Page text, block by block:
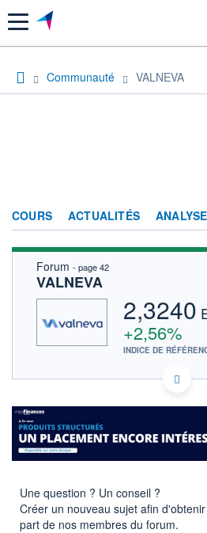
Menu
Communauté VALNEVA
COURS ACTUALITÉS
Forum - page 42
VALNEVA
2,3240
+2,56%
INDICE DE
EURONEXT PARIS DONNÉES TEMPS
Politique d'exécution
Cotation sur les autres places
Une question ? Un conseil ?
Créer un nouveau sujet afin
part de nos membres du forum.